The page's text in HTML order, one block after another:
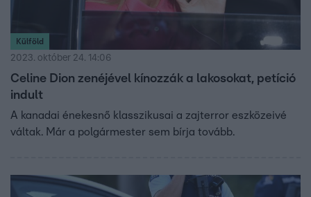
Külföld
2023. október 24. 14:06
Celine Dion zenéjével kínozzák a lakosokat, petíció
indult
A kanadai énekesnő klasszikusai a zajterror eszközeivé
váltak. Már a polgármester sem bírja tovább.